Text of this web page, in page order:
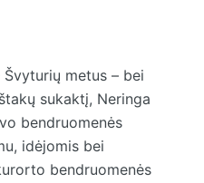
metus – bei
sukaktį, Neringa
bendruomenės
idėjomis bei
bendruomenės